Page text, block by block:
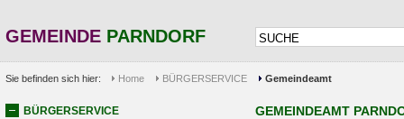
GEMEINDE PARNDORF
Sie befinden sich hier: Home BÜRGERSERVICE Gemeindeamt
BÜRGERSERVICE
GEMEINDEAMT